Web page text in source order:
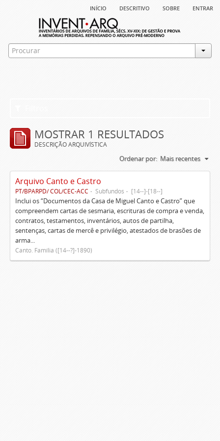
início descritivo sobre entrar
MOSTRAR 1 RESULTADOS
DESCRIÇÃO ARQUIVÍSTICA
Ordenar por: Mais recentes
Arquivo Canto e Castro
PT/BPARPD/ COL/CEC-ACC Subfundos [14--]-[18--]
Inclui os “Documentos da Casa de Miguel Canto e Castro” que
compreendem cartas de sesmaria, escrituras de compra e venda,
contratos, testamentos, inventários, autos de partilha,
sentenças, cartas de mercê e privilégio, atestados de brasões de
arma...
Canto. Família ([14--?]-1890)